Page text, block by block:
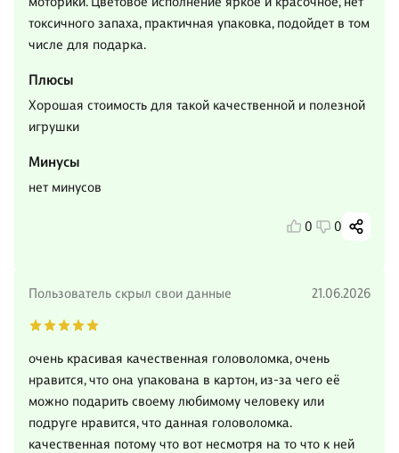
токсичного запаха, практичная упаковка, подойдет в том
числе для подарка.
Плюсы
Хорошая стоимость для такой качественной и полезной
игрушки
Минусы
нет минусов
0 0
Пользователь скрыл свои данные 21.06.2026
очень красивая качественная головоломка, очень
нравится, что она упакована в картон, из-за чего её
можно подарить своему любимому человеку или
подруге нравится, что данная головоломка.
качественная потому что вот несмотря на то что к ней